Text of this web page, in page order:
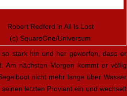
Robert Redford in All Is Lost
(c) SquareOne/Universum
stark hin und her geworfen, dass er
Am nächsten Morgen kommt er völlig
nicht mehr lange über Wasser
letzten Proviant ein und wechselt